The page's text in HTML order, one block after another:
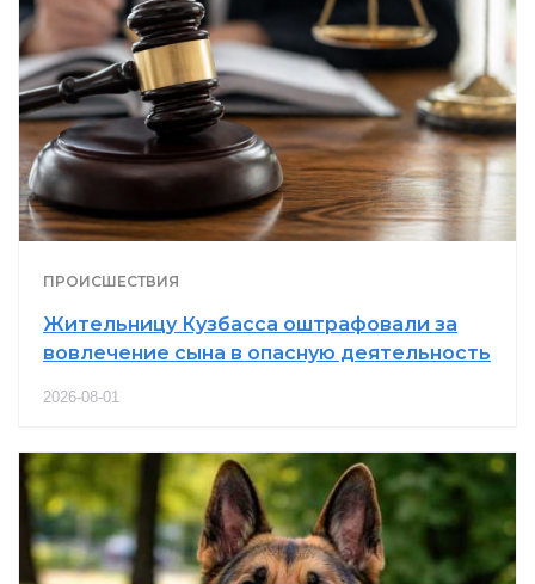
ПРОИСШЕСТВИЯ
Жительницу Кузбасса оштрафовали за
вовлечение сына в опасную деятельность
2026-08-01